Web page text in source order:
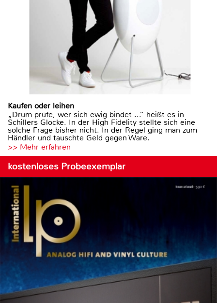
Kaufen oder leihen
„Drum prüfe, wer sich ewig bindet ...“ heißt es in
Schillers Glocke. In der High Fidelity stellte sich eine
solche Frage bisher nicht. In der Regel ging man zum
Händler und tauschte Geld gegen Ware.
>> Mehr erfahren
kostenloses Probeexemplar